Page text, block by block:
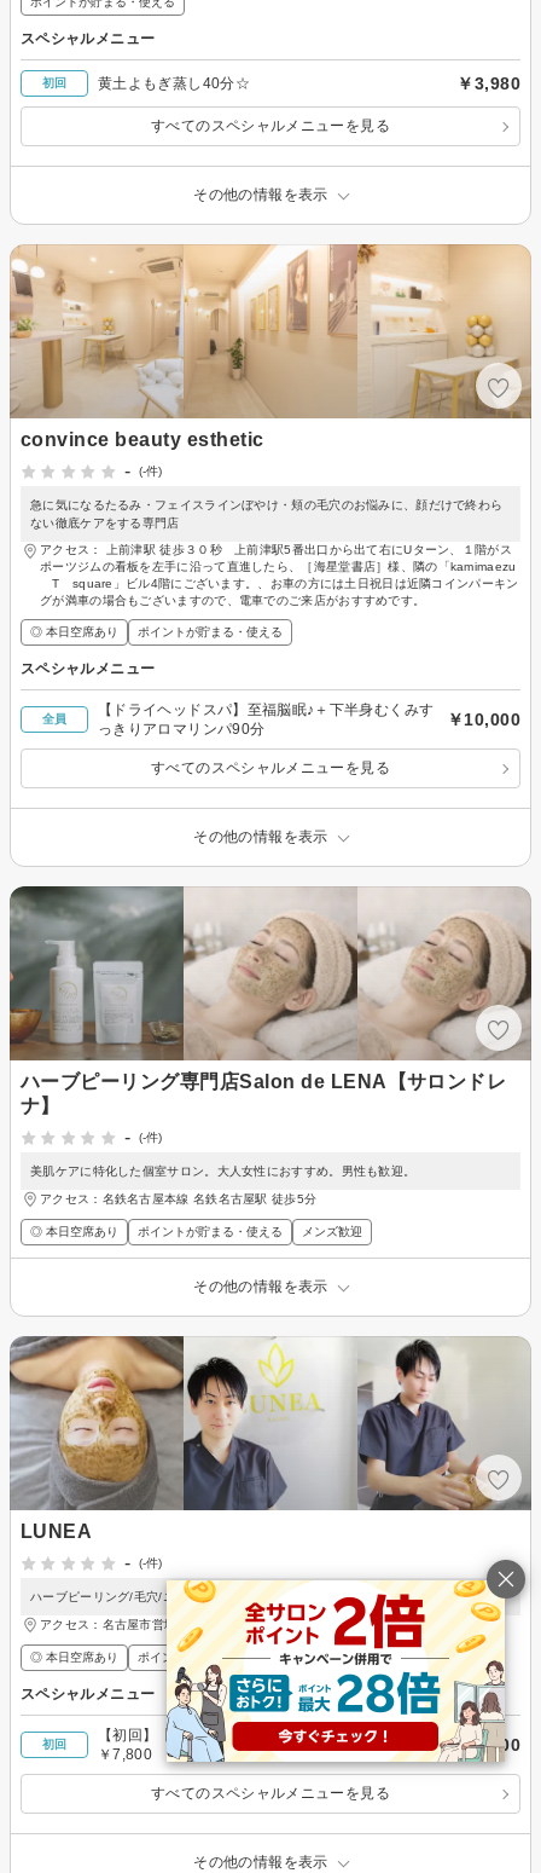
スペシャルメニュー
初回 黄土よもぎ蒸し40分☆ ￥3,980
すべてのスペシャルメニューを見る
その他の情報を表示
convince beauty esthetic
-
(-件)
急に気になるたるみ・フェイスラインぼやけ・頬の毛穴のお悩みに、顔だけで終わら
ない徹底ケアをする専門店
アクセス： 上前津駅 徒歩３０秒 上前津駅5番出口から出て右にUターン、１階がス
ポーツジムの看板を左手に沿って直進したら、［海星堂書店］様、隣の「kamimaezu
T square」ビル4階にございます。、お車の方には土日祝日は近隣コインパーキン
グが満車の場合もございますので、電車でのご来店がおすすめです。
◎ 本日空席あり ポイントが貯まる・使える
スペシャルメニュー
全員
【ドライヘッドスパ】至福脳眠♪＋下半身むくみす
っきりアロマリンパ90分
￥10,000
すべてのスペシャルメニューを見る
その他の情報を表示
ハーブピーリング専門店Salon de LENA【サロンドレ
ナ】
-
(-件)
美肌ケアに特化した個室サロン。大人女性におすすめ。男性も歓迎。
アクセス：名鉄名古屋本線 名鉄名古屋駅 徒歩5分
◎ 本日空席あり ポイントが貯まる・使える メンズ歓迎
その他の情報を表示
LUNEA
-
(-件)
ハーブピーリング/毛穴/ニキビ/シワ/シミ/東区葵
アクセス：名古屋市営地下鉄東山線 新栄町(愛知)駅 徒歩4分
◎ 本日空席あり ポイントが貯まる・使える メンズ歓迎
スペシャルメニュー
初回
【初回】【毛髪ケア促進コース／部分のお悩み】
￥7,800
￥7,800
すべてのスペシャルメニューを見る
その他の情報を表示